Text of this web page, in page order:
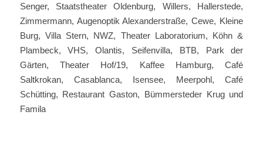
Senger, Staatstheater Oldenburg, Willers, Hallerstede,
Zimmermann, Augenoptik Alexanderstraße, Cewe, Kleine
Burg, Villa Stern, NWZ, Theater Laboratorium, Köhn &
Plambeck, VHS, Olantis, Seifenvilla, BTB, Park der
Gärten, Theater Hof/19, Kaffee Hamburg, Café
Saltkrokan, Casablanca, Isensee, Meerpohl, Café
Schütting, Restaurant Gaston, Bümmersteder Krug und
Famila